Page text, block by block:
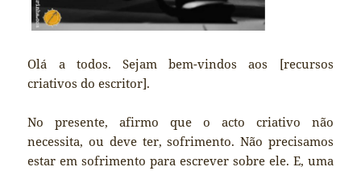
Olá a todos. Sejam bem-vindos aos [recursos
criativos do escritor].
No presente, afirmo que o acto criativo não
necessita, ou deve ter, sofrimento. Não precisamos
estar em sofrimento para escrever sobre ele. E, uma